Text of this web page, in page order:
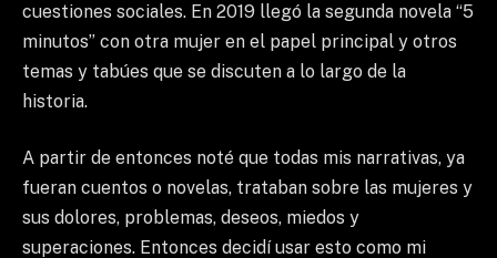
cuestiones sociales. En 2019 llegó la segunda novela “5
minutos” con otra mujer en el papel principal y otros
temas y tabúes que se discuten a lo largo de la
historia.
A partir de entonces noté que todas mis narrativas, ya
fueran cuentos o novelas, trataban sobre las mujeres y
sus dolores, problemas, deseos, miedos y
superaciones. Entonces decidí usar esto como mi